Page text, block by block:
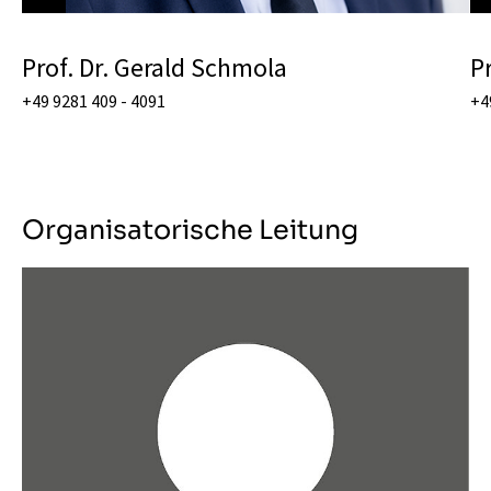
Prof. Dr. Gerald Schmola
+49 9281 409 - 4091
Organisatorische Leitung